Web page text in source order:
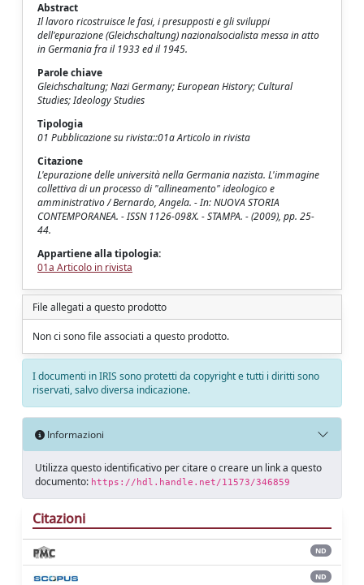
Abstract
Il lavoro ricostruisce le fasi, i presupposti e gli sviluppi
dell'epurazione (Gleichschaltung) nazionalsocialista messa in atto
in Germania fra il 1933 ed il 1945.
Parole chiave
Gleichschaltung; Nazi Germany; European History; Cultural
Studies; Ideology Studies
Tipologia
01 Pubblicazione su rivista::01a Articolo in rivista
Citazione
L'epurazione delle università nella Germania nazista. L'immagine
collettiva di un processo di "allineamento" ideologico e
amministrativo / Bernardo, Angela. - In: NUOVA STORIA
CONTEMPORANEA. - ISSN 1126-098X. - STAMPA. - (2009), pp. 25-
44.
Appartiene alla tipologia:
01a Articolo in rivista
File allegati a questo prodotto
Non ci sono file associati a questo prodotto.
I documenti in IRIS sono protetti da copyright e tutti i diritti sono
riservati, salvo diversa indicazione.
Informazioni
Utilizza questo identificativo per citare o creare un link a questo
documento: https://hdl.handle.net/11573/346859
Citazioni
ND
ND